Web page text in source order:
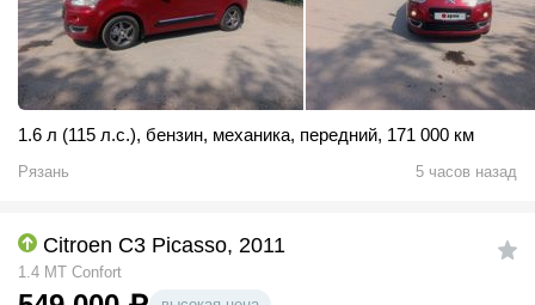
1.6 л (115 л.с.), бензин, механика, передний, 171 000 км
Рязань 5 часов назад
Citroen C3 Picasso, 2011
1.4 MT Confort